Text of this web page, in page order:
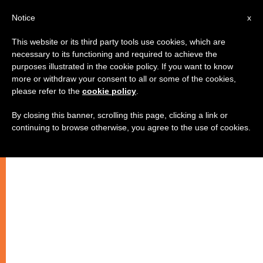
مريم التي من بيت عنيا
أحد الشعانين
x
Notice
This website or its third party tools use cookies, which are
necessary to its functioning and required to achieve the
purposes illustrated in the cookie policy. If you want to know
more or withdraw your consent to all or some of the cookies,
please refer to the cookie policy
By closing this banner, scrolling this page, clicking a link or
continuing to browse otherwise, you agree to the use of cookies.